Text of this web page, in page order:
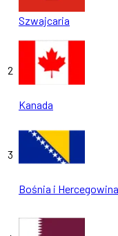
Szwajcaria
2
Kanada
3
Bośnia i Hercegowina